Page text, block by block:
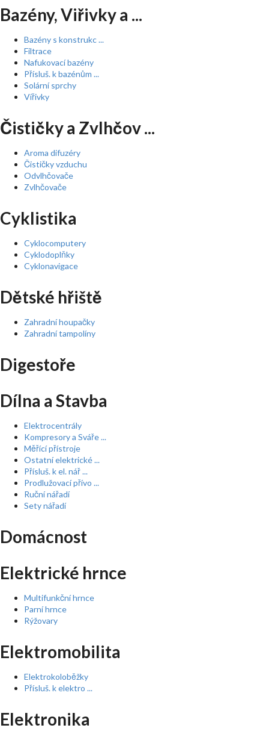
Bazény, Viřivky a ...
Bazény s konstrukc ...
Filtrace
Nafukovací bazény
Přísluš. k bazénům ...
Solární sprchy
Vířivky
Čističky a Zvlhčov ...
Aroma difuzéry
Čističky vzduchu
Odvlhčovače
Zvlhčovače
Cyklistika
Cyklocomputery
Cyklodoplňky
Cyklonavigace
Dětské hřiště
Zahradní houpačky
Zahradní tampolíny
Digestoře
Dílna a Stavba
Elektrocentrály
Kompresory a Sváře ...
Měřící přístroje
Ostatní elektrické ...
Přísluš. k el. nář ...
Prodlužovací přívo ...
Ruční nářadí
Sety nářadí
Domácnost
Elektrické hrnce
Multifunkční hrnce
Parní hrnce
Rýžovary
Elektromobilita
Elektrokoloběžky
Přísluš. k elektro ...
Elektronika